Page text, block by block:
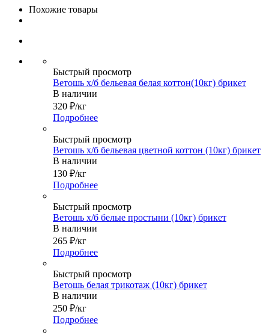
Похожие товары
Быстрый просмотр
Ветошь х/б бельевая белая коттон(10кг) брикет
В наличии
320 ₽/кг
Подробнее
Быстрый просмотр
Ветошь х/б бельевая цветной коттон (10кг) брикет
В наличии
130 ₽/кг
Подробнее
Быстрый просмотр
Ветошь х/б белые простыни (10кг) брикет
В наличии
265 ₽/кг
Подробнее
Быстрый просмотр
Ветошь белая трикотаж (10кг) брикет
В наличии
250 ₽/кг
Подробнее